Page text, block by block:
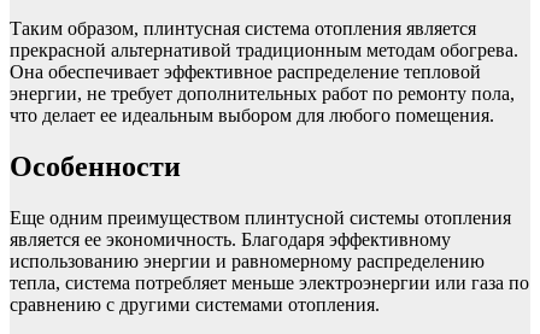
Таким образом, плинтусная система отопления является
прекрасной альтернативой традиционным методам обогрева.
Она обеспечивает эффективное распределение тепловой
энергии, не требует дополнительных работ по ремонту пола,
что делает ее идеальным выбором для любого помещения.
Особенности
Еще одним преимуществом плинтусной системы отопления
является ее экономичность. Благодаря эффективному
использованию энергии и равномерному распределению
тепла, система потребляет меньше электроэнергии или газа по
сравнению с другими системами отопления.